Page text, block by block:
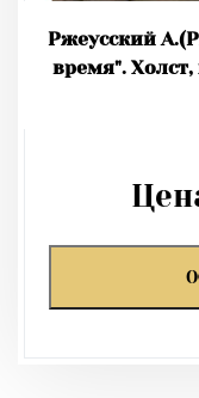
Ржеусский
время".